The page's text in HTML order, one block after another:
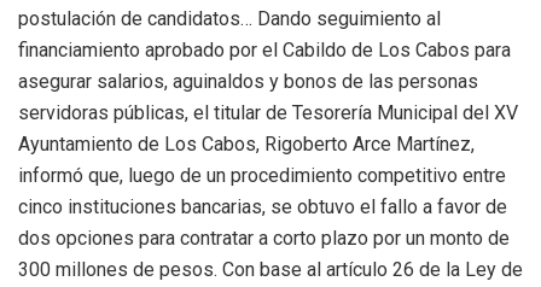
postulación de candidatos… Dando seguimiento al
financiamiento aprobado por el Cabildo de Los Cabos para
asegurar salarios, aguinaldos y bonos de las personas
servidoras públicas, el titular de Tesorería Municipal del XV
Ayuntamiento de Los Cabos, Rigoberto Arce Martínez,
informó que, luego de un procedimiento competitivo entre
cinco instituciones bancarias, se obtuvo el fallo a favor de
dos opciones para contratar a corto plazo por un monto de
300 millones de pesos. Con base al artículo 26 de la Ley de